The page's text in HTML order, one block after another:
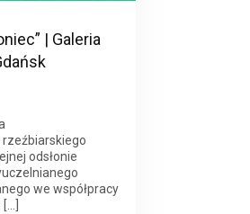
| Galeria
odsłonie
we współpracy